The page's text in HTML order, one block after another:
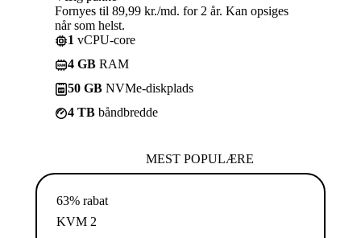
Fornyes til 89,99 kr./md. for 2 år. Kan opsiges
når som helst.
1 vCPU-core
4 GB RAM
50 GB NVMe-diskplads
4 TB båndbredde
MEST POPULÆRE
63% rabat
KVM 2